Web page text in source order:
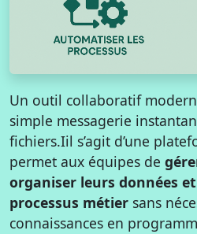
Un outil collaboratif
simple messagerie
fichiers.Iil s’agit d’une
permet aux équipes de
organiser leurs données
processus métier sans
connaissances en